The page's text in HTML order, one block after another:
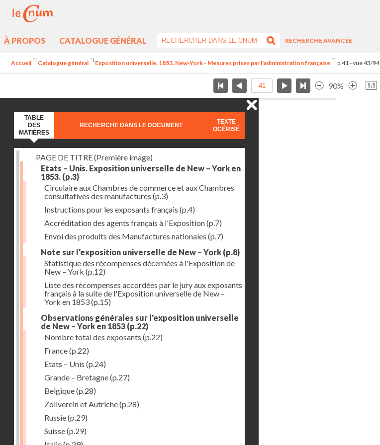
À PROPOS CATALOGUE GÉNÉRAL
RECHERCHE AVANCÉE
Accueil Catalogue général Exposition universelle. 1853. New-York - Mesures prises par l'administration française p.41 - vue 43/94
90%
TABLE
DES
MATIÈRES
RECHERCHE DANS LE DOCUMENT
TEXTE
OCÉRISÉ
PAGE DE TITRE (Première image)
Etats – Unis. Exposition universelle de New – York en
1853. (p.3)
Circulaire aux Chambres de commerce et aux Chambres
consultatives des manufactures (p.3)
Instructions pour les exposants français (p.4)
Accréditation des agents français à l'Exposition(p.7)
Envoi des produits des Manufactures nationales (p.7)
Note sur l'exposition universelle de New – York (p.8)
Statistique des récompenses décernées à l'Exposition de
New – York (p.12)
Liste des récompenses accordées par le jury aux exposants
français à la suite de l'Exposition universelle de New –
York en 1853(p.15)
Observations générales sur l'exposition universelle
de New – York en 1853 (p.22)
Nombre total des exposants (p.22)
France(p.22)
Etats – Unis (p.24)
Grande – Bretagne(p.27)
Belgique(p.28)
Zollverein et Autriche(p.28)
Russie(p.29)
Suisse(p.29)